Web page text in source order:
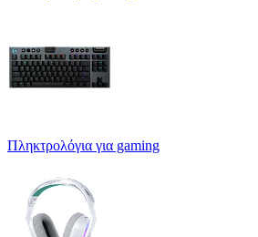
Πληκτρολόγια για gaming